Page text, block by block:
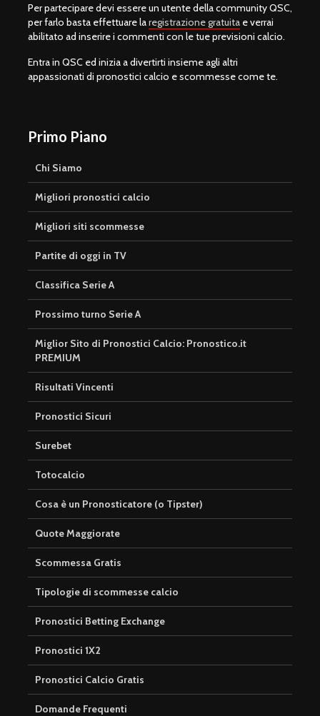
Per partecipare devi essere un utente della community QSC,
per farlo basta effettuare laregistrazione gratuita e verrai
abilitato ad inserire i commenti con le tue previsioni calcio.
Entra in QSC ed inizia a divertirti insieme agli altri
appassionati di pronostici calcio e scommesse come te.
Primo Piano
Chi Siamo
Migliori pronostici calcio
Migliori siti scommesse
Partite di oggi in TV
Classifica Serie A
Prossimo turno Serie A
Miglior Sito di Pronostici Calcio: Pronostico.it
PREMIUM
Risultati Vincenti
Pronostici Sicuri
Surebet
Totocalcio
Cosa è un Pronosticatore (o Tipster)
Quote Maggiorate
Scommessa Gratis
Tipologie di scommesse calcio
Pronostici Betting Exchange
Pronostici 1X2
Pronostici Calcio Gratis
Domande Frequenti